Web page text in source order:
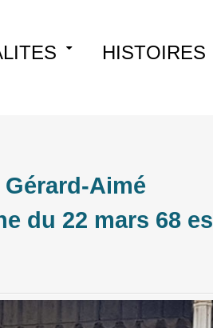
HISTOIRES
Gérard-Aimé
du 22 mars 68